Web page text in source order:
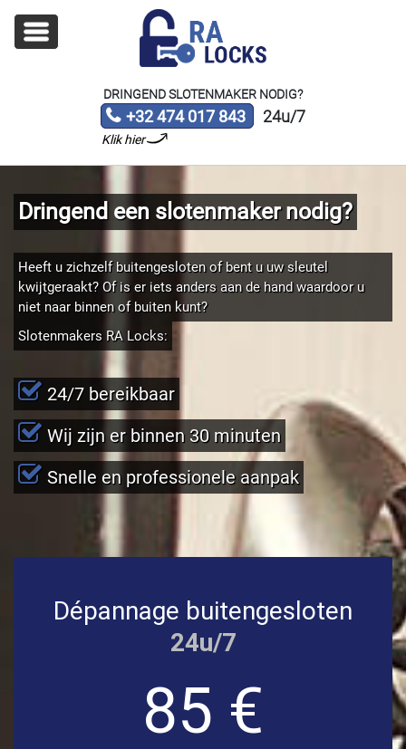
DRINGEND SLOTENMAKER NODIG?
+32 474 017 843
Klik hier
24u/7
Dringend een slotenmaker nodig?
Heeft u zichzelf buitengesloten of bent u uw sleutel
kwijtgeraakt? Of is er iets anders aan de hand waardoor u
niet naar binnen of buiten kunt?
Slotenmakers RA Locks:
24/7 bereikbaar
Wij zijn er binnen 30 minuten
Snelle en professionele aanpak
Dépannage buitengesloten
24u/7
85 €